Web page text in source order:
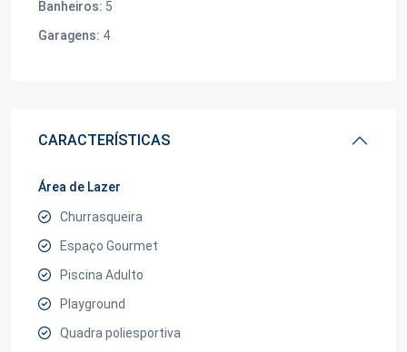
Banheiros: 5
Garagens: 4
CARACTERÍSTICAS
Área de Lazer
Churrasqueira
Espaço Gourmet
Piscina Adulto
Playground
Quadra poliesportiva